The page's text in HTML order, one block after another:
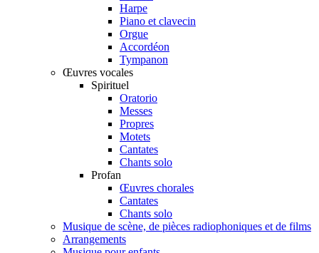
Harpe
Piano et clavecin
Orgue
Accordéon
Tympanon
Œuvres vocales
Spirituel
Oratorio
Messes
Propres
Motets
Cantates
Chants solo
Profan
Œuvres chorales
Cantates
Chants solo
Musique de scène, de pièces radiophoniques et de films
Arrangements